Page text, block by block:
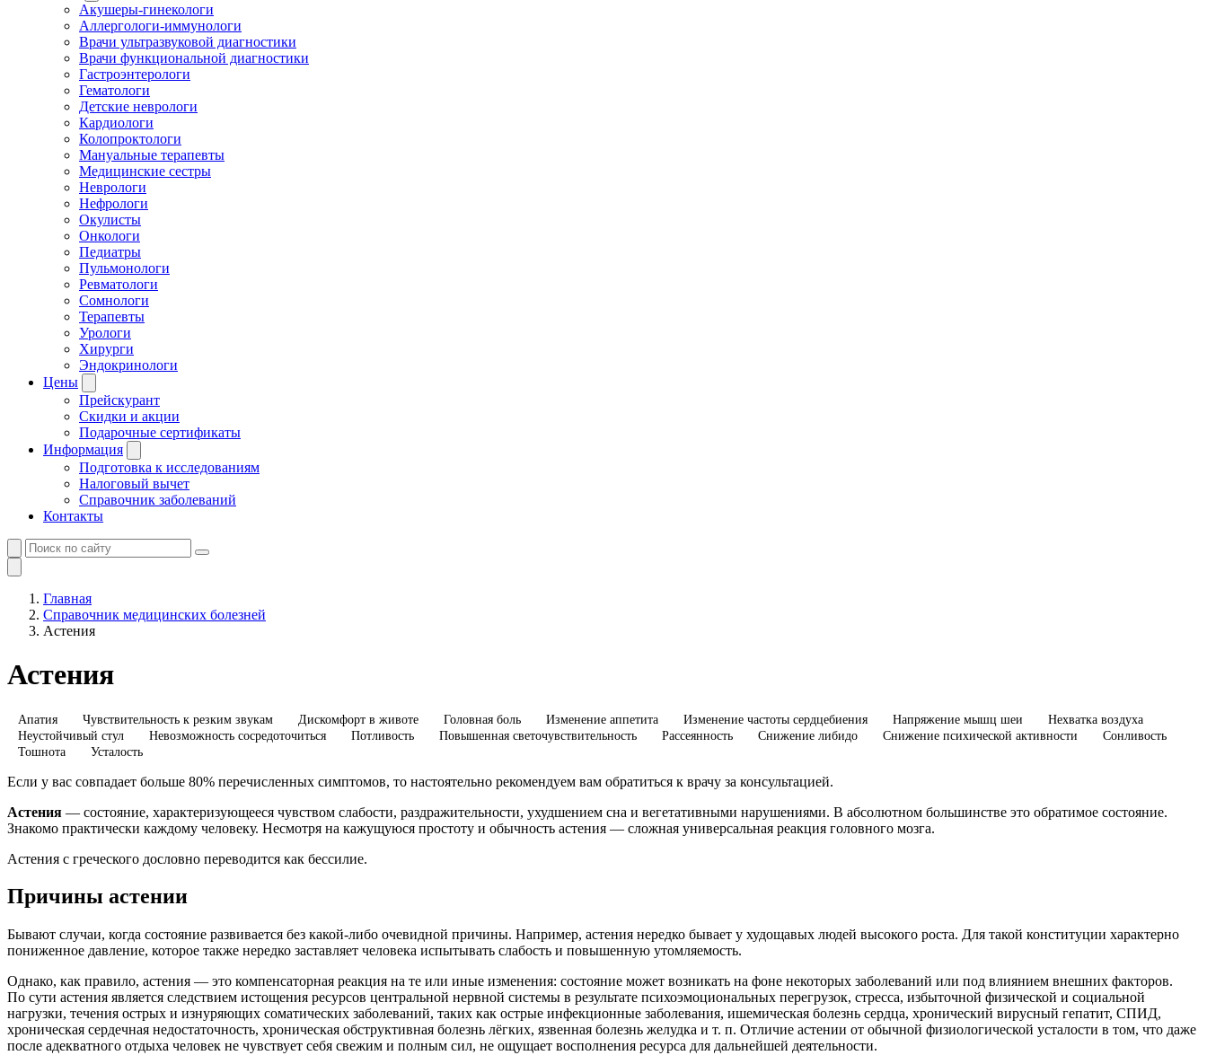
Акушеры-гинекологи
Аллергологи-иммунологи
Врачи ультразвуковой диагностики
Врачи функциональной диагностики
Гастроэнтерологи
Гематологи
Детские неврологи
Кардиологи
Колопроктологи
Мануальные терапевты
Медицинские сестры
Неврологи
Нефрологи
Окулисты
Онкологи
Педиатры
Пульмонологи
Ревматологи
Сомнологи
Терапевты
Урологи
Хирурги
Эндокринологи
Цены
Прейскурант
Скидки и акции
Подарочные сертификаты
Информация
Подготовка к исследованиям
Налоговый вычет
Справочник заболеваний
Контакты
Главная
Справочник медицинских болезней
Астения
Астения
Апатия Чувствительность к резким звукам Дискомфорт в животе Головная боль Изменение аппетита Изменение частоты сердцебиения Напряжение мышц шеи
Нехватка воздуха
Неустойчивый стул
Невозможность сосредоточиться Потливость Повышенная светочувствительность Рассеянность Снижение либидо Снижение психической активности
Сонливость
Тошнота
Усталость
Если у вас совпадает больше 80% перечисленных симптомов, то настоятельно рекомендуем вам обратиться к врачу за консультацией.
Астения — состояние, характеризующееся чувством слабости, раздражительности, ухудшением сна и вегетативными нарушениями. В абсолютном большинстве это обратимое состояние.
Знакомо практически каждому человеку. Несмотря на кажущуюся простоту и обычность астения — сложная универсальная реакция головного мозга.
Астения с греческого дословно переводится как бессилие.
Причины астении
Бывают случаи, когда состояние развивается без какой-либо очевидной причины. Например, астения нередко бывает у худощавых людей высокого роста. Для такой конституции характерно
пониженное давление, которое также нередко заставляет человека испытывать слабость и повышенную утомляемость.
Однако, как правило, астения — это компенсаторная реакция на те или иные изменения: состояние может возникать на фоне некоторых заболеваний или под влиянием внешних факторов.
По сути астения является следствием истощения ресурсов центральной нервной системы в результате психоэмоциональных перегрузок, стресса, избыточной физической и социальной
нагрузки, течения острых и изнуряющих соматических заболеваний, таких как острые инфекционные заболевания, ишемическая болезнь сердца, хронический вирусный гепатит, СПИД,
хроническая сердечная недостаточность, хроническая обструктивная болезнь лёгких, язвенная болезнь желудка и т. п. Отличие астении от обычной физиологической усталости в том, что даже
после адекватного отдыха человек не чувствует себя свежим и полным сил, не ощущает восполнения ресурса для дальнейшей деятельности.